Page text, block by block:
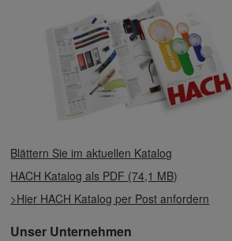
Blättern Sie im aktuellen Katalog
HACH Katalog als PDF (74,1 MB)
>Hier HACH Katalog per Post anfordern
Unser Unternehmen